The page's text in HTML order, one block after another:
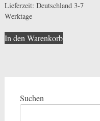
Lieferzeit: Deutschland 3-7
Werktage
In den Warenkorb
Suchen